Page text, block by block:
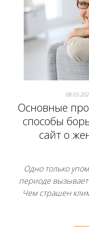
Основные
способы
сайт о
Одно только
периоде
Чем страшен